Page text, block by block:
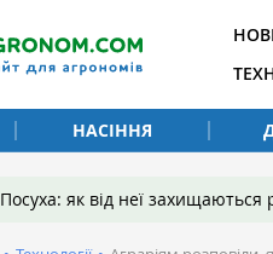
НАСІННЯ
Посуха: як від неї